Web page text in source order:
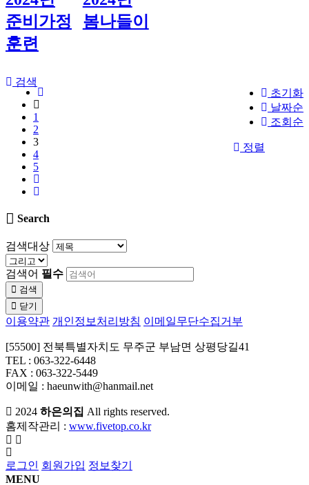
준비가정
훈련
봄나들이
초기화
날짜순
조회순
정렬
검색
1
2
3
4
5
Search
검색대상
검색어 필수
검색
닫기
이용약관 개인정보처리방침 이메일무단수집거부
[55500] 전북특별자치도 무주군 부남면 상평당길41
TEL : 063-322-6448
FAX : 063-322-5449
이메일 : haeunwith@hanmail.net
2024 하은의집 All rights reserved.
홈제작관리 : www.fivetop.co.kr
로그인 회원가입 정보찾기
MENU